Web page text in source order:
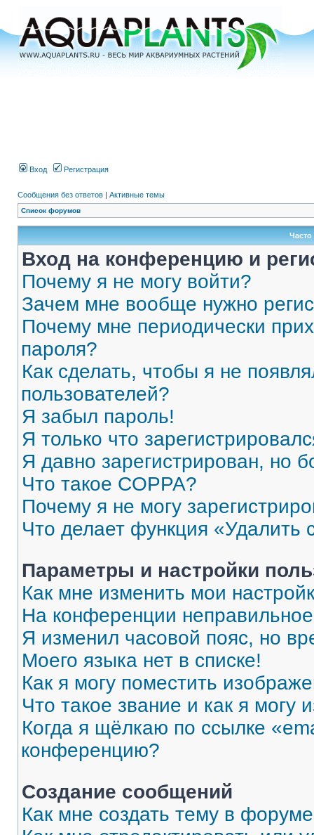
Вход Регистрация
Сообщения без ответов | Активные темы
Список форумов
Вход на конференцию и
Почему я не могу войти?
Зачем мне вообще нужно
Почему мне периодически
пароля?
Как сделать, чтобы я не
пользователей?
Я забыл пароль!
Я только что
Я давно зарегистрирован, но
Что такое COPPA?
Почему я не могу
Что делает функция «Удалить
Параметры и настройки
Как мне изменить мои
На конференции
Я изменил часовой пояс, но
Моего языка нет в списке!
Как я могу поместить
Что такое звание и как я могу
Когда я щёлкаю по ссылке
конференцию?
Создание сообщений
Как мне создать тему в